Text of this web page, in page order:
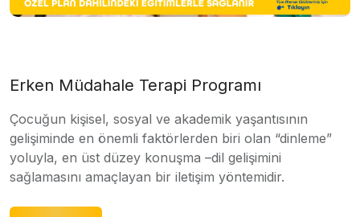
Erken Müdahale Terapi Programı
Çocuğun kişisel, sosyal ve akademik yaşantısının
gelişiminde en önemli faktörlerden biri olan “dinleme”
yoluyla, en üst düzey konuşma –dil gelişimini
sağlamasını amaçlayan bir iletişim yöntemidir.